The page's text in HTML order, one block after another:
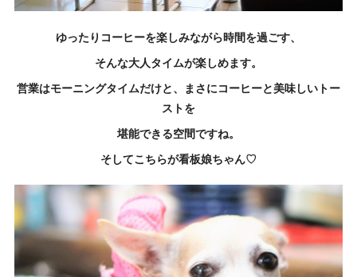
ゆったりコーヒーを楽しみながら時間を過ごす、
そんな大人タイムが楽しめます。
営業はモーニングタイムだけと、まさにコーヒーと美味しいトー
ストを
堪能できる空間ですね。
そしてこちらが看板娘ちゃん♡